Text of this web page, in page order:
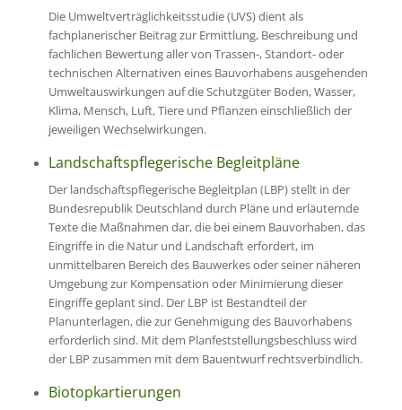
Die Umweltverträglichkeitsstudie (UVS) dient als
fachplanerischer Beitrag zur Ermittlung, Beschreibung und
fachlichen Bewertung aller von Trassen-, Standort- oder
technischen Alternativen eines Bauvorhabens ausgehenden
Umweltauswirkungen auf die Schutzgüter Boden, Wasser,
Klima, Mensch, Luft, Tiere und Pflanzen einschließlich der
jeweiligen Wechselwirkungen.
Landschaftspflegerische Begleitpläne
Der landschaftspflegerische Begleitplan (LBP) stellt in der
Bundesrepublik Deutschland durch Pläne und erläuternde
Texte die Maßnahmen dar, die bei einem Bauvorhaben, das
Eingriffe in die Natur und Landschaft erfordert, im
unmittelbaren Bereich des Bauwerkes oder seiner näheren
Umgebung zur Kompensation oder Minimierung dieser
Eingriffe geplant sind. Der LBP ist Bestandteil der
Planunterlagen, die zur Genehmigung des Bauvorhabens
erforderlich sind. Mit dem Planfeststellungsbeschluss wird
der LBP zusammen mit dem Bauentwurf rechtsverbindlich.
Biotopkartierungen